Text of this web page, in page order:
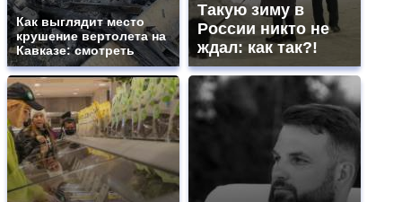
Как выглядит место
крушение вертолета на
Кавказе: смотреть
Такую зиму в
России никто не
ждал: как так?!